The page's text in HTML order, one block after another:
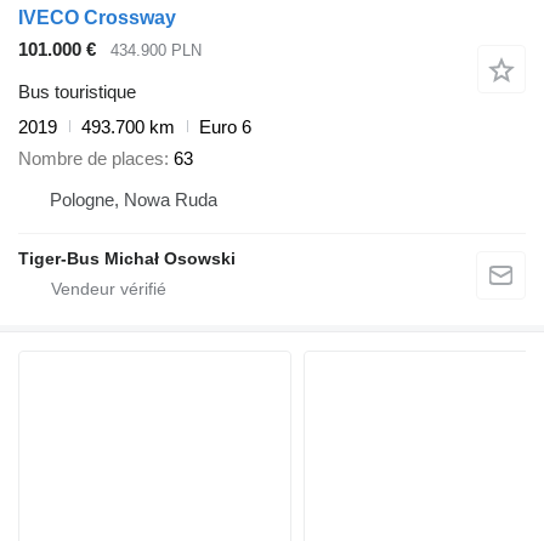
IVECO Crossway
101.000 €
434.900 PLN
Bus touristique
2019
493.700 km
Euro 6
Nombre de places 63
Pologne, Nowa Ruda
Tiger-Bus Michał Osowski